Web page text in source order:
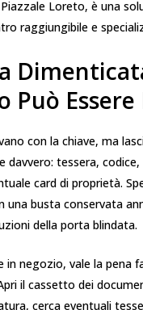
Loreto, è una
raggiungibile e
Può Essere
con la chiave, ma
davvero: tessera,
card di proprietà.
una busta conservata
della porta blindata.
in negozio, vale la pena
il cassetto dei
cerca eventuali